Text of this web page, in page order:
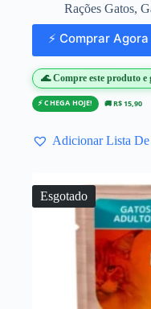
Rações Gatos,
⚡ Comprar Agora
🌊 Compre este produto e
⚡ CHEGA HOJE! 🚚 R$ 15,90
Adicionar Lista De
Esgotado